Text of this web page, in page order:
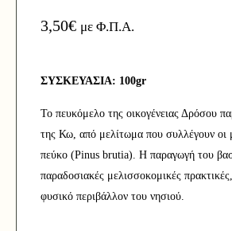
3,50€ με Φ.Π.Α.
ΣΥΣΚΕΥΑΣΙΑ: 100gr
Το πευκόμελο της οικογένειας Δρόσου
της Κω, από μελίτωμα που συλλέγουν οι
πεύκο (Pinus brutia). Η παραγωγή του
παραδοσιακές μελισσοκομικές
φυσικό περιβάλλον του νησιού.